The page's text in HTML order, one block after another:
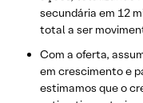
secundária em 12
total a ser
Com a oferta,
em crescimento e
estimamos que o